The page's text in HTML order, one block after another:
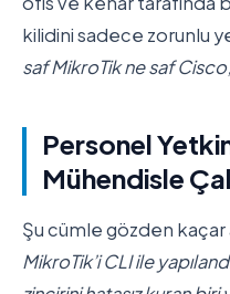
kilidini sadece zorunlu
saf MikroTik ne saf
Personel
Mühendisle
Şu cümle gözden
MikroTik’i CLI ile